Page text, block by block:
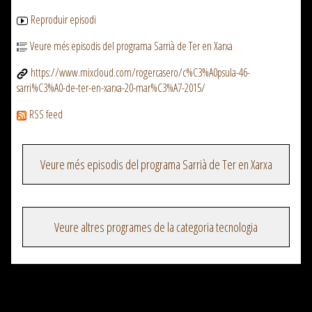
Reproduir episodi
Veure més episodis del programa Sarrià de Ter en Xarxa
https://www.mixcloud.com/rogercasero/c%C3%A0psula-46-
sarri%C3%A0-de-ter-en-xarxa-20-mar%C3%A7-2015/
RSS feed
Veure més episodis del programa Sarrià de Ter en Xarxa
Veure altres programes de la categoria tecnologia